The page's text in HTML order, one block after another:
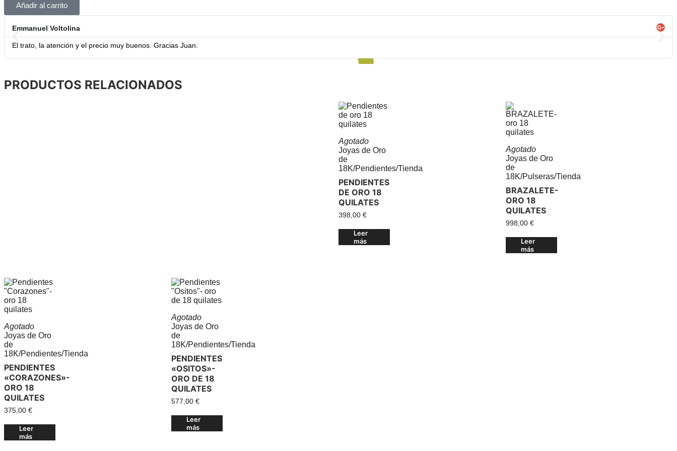
Añadir al carrito
Emmanuel Voltolina
El trato, la atención y el precio muy buenos. Gracias Juan.
PRODUCTOS RELACIONADOS
Agotado
Joyas de Oro
de
18K/Pendientes/Tienda
PENDIENTES
DE ORO 18
QUILATES
398,00 €
Leer
más
Agotado
Joyas de Oro
de
18K/Pulseras/Tienda
BRAZALETE-
ORO 18
QUILATES
998,00 €
Leer
más
Agotado
Joyas de Oro
de
18K/Pendientes/Tienda
PENDIENTES
«CORAZONES»-
ORO 18
QUILATES
375,00 €
Leer
más
Agotado
Joyas de Oro
de
18K/Pendientes/Tienda
PENDIENTES
«OSITOS»-
ORO DE 18
QUILATES
577,00 €
Leer
más